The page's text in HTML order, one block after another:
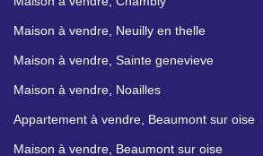
Maison à vendre, Neuilly en thelle
Maison à vendre, Sainte genevieve
Maison à vendre, Noailles
Appartement à vendre, Beaumont sur oise
Maison à vendre, Beaumont sur oise